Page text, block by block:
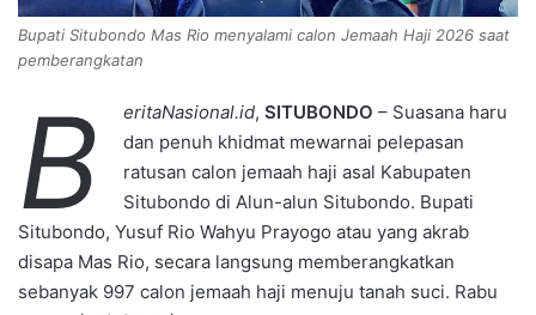
Bupati Situbondo Mas Rio menyalami calon Jemaah Haji 2026 saat
pemberangkatan
B eritaNasional.id, SITUBONDO – Suasana haru
dan penuh khidmat mewarnai pelepasan
ratusan calon jemaah haji asal Kabupaten
Situbondo di Alun-alun Situbondo. Bupati
Situbondo, Yusuf Rio Wahyu Prayogo atau yang akrab
disapa Mas Rio, secara langsung memberangkatkan
sebanyak 997 calon jemaah haji menuju tanah suci. Rabu